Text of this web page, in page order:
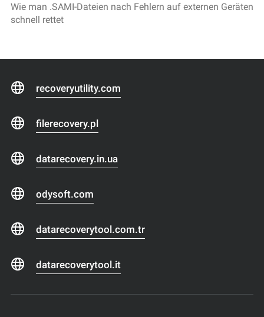
Wie man .SAMI-Dateien nach Fehlern auf externen Geräten
schnell rettet
recoveryutility.com
filerecovery.pl
datarecovery.in.ua
odysoft.com
datarecoverytool.com.tr
datarecoverytool.it